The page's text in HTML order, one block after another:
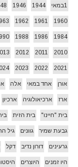
1במאי 1944
1946
1960
1961
1962
1984
1986
1988
2010
2011
2012
2021
2022
2023
אורן אחד במאי אלה
ארז ארכיאולוגיה ארכיון
בית "חיינו" בית הזית
גבעת שמיר גוונים גיל
גרעינים דורון נדיב דקל
היו זמנים היוצרים